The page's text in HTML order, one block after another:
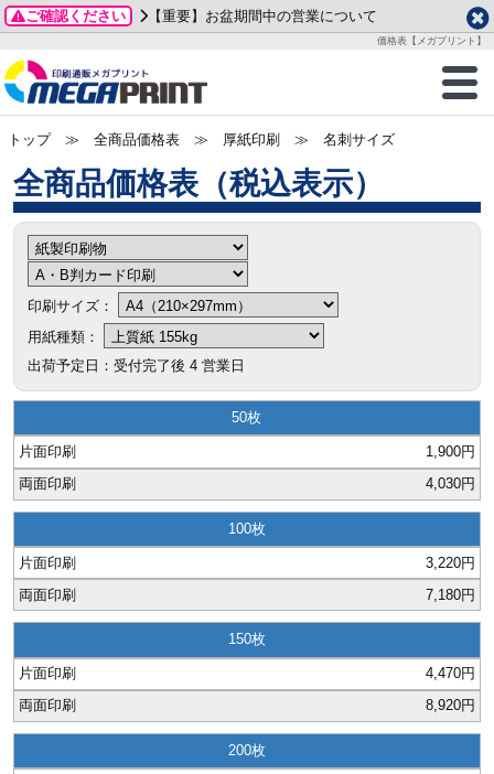
ご確認ください 【重要】お盆期間中の営業について
価格表【メガプリント】
商品一覧
グッズ
ステッカー
物
ックカード印刷
業ツール印刷
ィ・販促グッズ
イズ
ご利用ガイド
お客様へ
いて
ついて
方法
/送料について
刷
カード印刷
ード印刷
ックカード名刺
ムカード
印刷
ー印刷
刷
印刷
印刷
データ作成ガイド
成前に
ガイド
イド
加工指示ガイド
テンプレート
ード印刷
名刺印刷
名刺印刷
ックカード
ード印刷
刷
印刷
印刷
刷
名刺印刷
一覧
わせ
質問FAQ
り
プル請求
2026年 8月
月
火 水 木 金
土
1
3
4 5 6
8
10
11 12 13 14
15
17
18 19 20 21
22
24
25 26 27 28
29
31
2026年 9月
月
火 水 木 金
1
2 3 4
5
12
14
15
21
22
28
29 30
・・休業日
トップ≫ 全商品価格表 ≫ 厚紙印刷 ≫名刺サイズ
全商品価格表
印刷サイズ：
用紙種類：
出荷予定日：受付完了後4 営業日
50
1,900円
4,030円
100
3,220円
7,180円
150
4,470円
8,920円
200